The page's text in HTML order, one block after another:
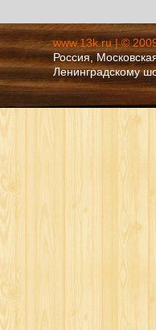
www.13k.ru | ©
Россия,
Ленинградскому